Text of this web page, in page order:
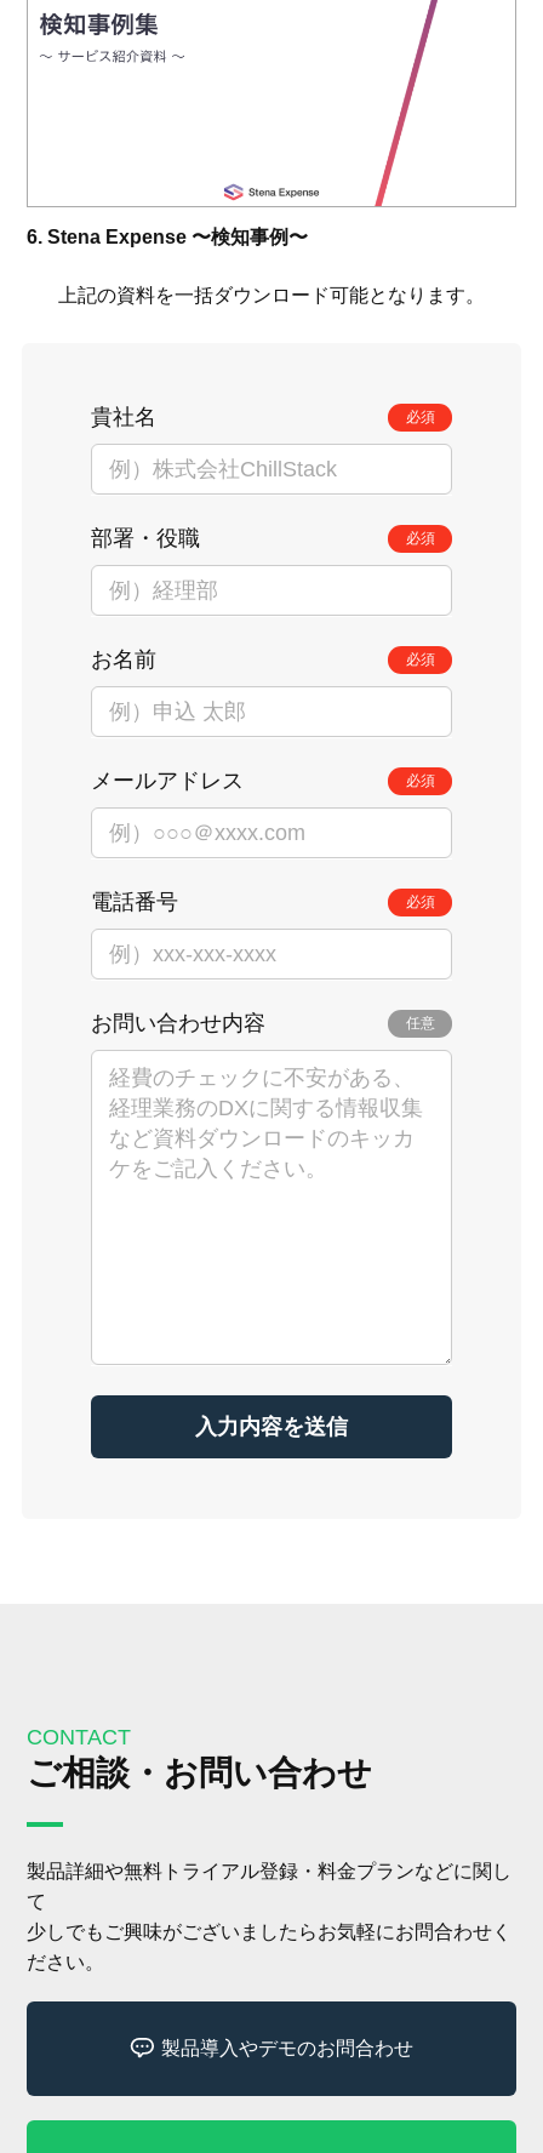
6. Stena Expense 〜検知事例〜
上記の資料を一括ダウンロード可能となります。
貴社名 必須
部署・役職 必須
お名前 必須
メールアドレス 必須
電話番号 必須
お問い合わせ内容 任意
CONTACT
ご相談・お問い合わせ
製品詳細や無料トライアル登録・料金プランなどに関し
て
少しでもご興味がございましたらお気軽にお問合わせく
ださい。
製品導入やデモのお問合わせ